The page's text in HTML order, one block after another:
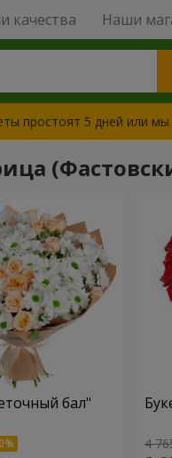
качества Наши
простоят 5 дней или мы
бал"
4